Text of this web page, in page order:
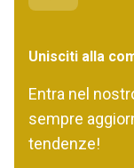
Unisciti alla
Entra nel
sempre
tendenze!